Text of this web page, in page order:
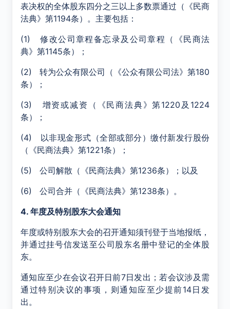
表决权的全体股东四分之三以上多数票通过（《民商
法典》第1194条）。主要包括：
(1) 修改公司章程备忘录及公司章程（《民商法
典》第1145条）；
(2) 转为公众有限公司（《公众有限公司法》第180
条）；
(3) 增资或减资（《民商法典》第1220及1224
条）；
(4) 以非现金形式（全部或部分）缴付新发行股份
（《民商法典》第1221条）；
(5) 公司解散（《民商法典》第1236条）；以及
(6) 公司合并（《民商法典》第1238条）。
4. 年度及特别股东大会通知
年度或特别股东大会的召开通知须刊登于当地报纸，
并通过挂号信发送至公司股东名册中登记的全体股
东。
通知应至少在会议召开日前7日发出；若会议涉及需
通过特别决议的事项，则通知应至少提前14日发
出。